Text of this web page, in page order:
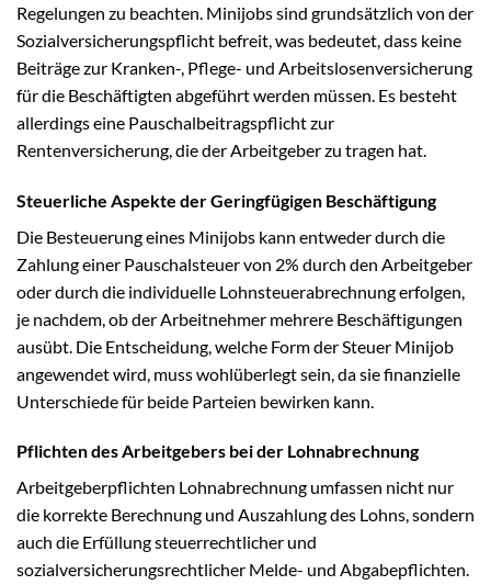
Regelungen zu beachten. Minijobs sind grundsätzlich von der
Sozialversicherungspflicht befreit, was bedeutet, dass keine
Beiträge zur Kranken-, Pflege- und Arbeitslosenversicherung
für die Beschäftigten abgeführt werden müssen. Es besteht
allerdings eine Pauschalbeitragspflicht zur
Rentenversicherung, die der Arbeitgeber zu tragen hat.
Steuerliche Aspekte der Geringfügigen Beschäftigung
Die Besteuerung eines Minijobs kann entweder durch die
Zahlung einer Pauschalsteuer von 2% durch den Arbeitgeber
oder durch die individuelle Lohnsteuerabrechnung erfolgen,
je nachdem, ob der Arbeitnehmer mehrere Beschäftigungen
ausübt. Die Entscheidung, welche Form der Steuer Minijob
angewendet wird, muss wohlüberlegt sein, da sie finanzielle
Unterschiede für beide Parteien bewirken kann.
Pflichten des Arbeitgebers bei der Lohnabrechnung
Arbeitgeberpflichten Lohnabrechnung umfassen nicht nur
die korrekte Berechnung und Auszahlung des Lohns, sondern
auch die Erfüllung steuerrechtlicher und
sozialversicherungsrechtlicher Melde- und Abgabepflichten.